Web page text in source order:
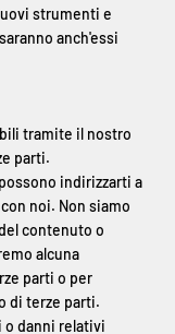
strumenti e
anch'essi
tramite il nostro
parti.
indirizzarti a
noi. Non siamo
contenuto o
alcuna
parti o per
di terze parti.
o danni relativi